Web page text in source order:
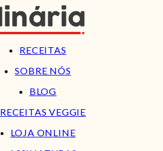
RECEITAS
SOBRE NÓS
BLOG
RECEITAS VEGGIE
LOJA ONLINE